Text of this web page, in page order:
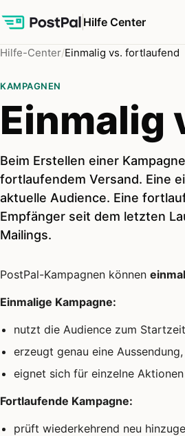
Hilfe Center
Hilfe-Center Einmalig vs. fortlaufend
KAMPAGNEN
Einmalig
Beim Erstellen einer
fortlaufendem Versand. Eine
aktuelle Audience. Eine
Empfänger seit dem letzten
Mailings.
PostPal-Kampagnen können
Einmalige Kampagne:
nutzt die Audience zum
erzeugt genau eine Aussendung,
eignet sich für einzelne
Fortlaufende Kampagne:
prüft wiederkehrend neu